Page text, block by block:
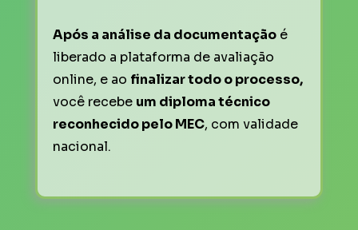
Após a análise da documentação é
liberado a plataforma de avaliação
online, e ao
você recebe um diploma técnico
reconhecido pelo MEC, com validade
nacional.